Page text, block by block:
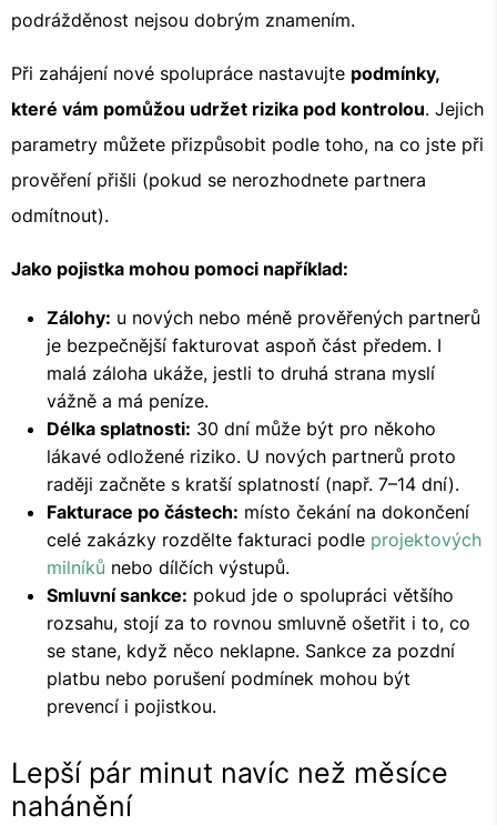
podrážděnost nejsou dobrým znamením.
Při zahájení nové spolupráce nastavujte podmínky,
které vám pomůžou udržet rizika pod kontrolou. Jejich
parametry můžete přizpůsobit podle toho, na co jste při
prověření přišli (pokud se nerozhodnete partnera
odmítnout).
Jako pojistka mohou pomoci například:
Zálohy: u nových nebo méně prověřených partnerů
je bezpečnější fakturovat aspoň část předem. I
malá záloha ukáže, jestli to druhá strana myslí
vážně a má peníze.
Délka splatnosti: 30 dní může být pro někoho
lákavé odložené riziko. U nových partnerů proto
raději začněte s kratší splatností (např. 7–14 dní).
Fakturace po částech: místo čekání na dokončení
celé zakázky rozdělte fakturaci podle projektových
milníků nebo dílčích výstupů.
Smluvní sankce: pokud jde o spolupráci většího
rozsahu, stojí za to rovnou smluvně ošetřit i to, co
se stane, když něco neklapne. Sankce za pozdní
platbu nebo porušení podmínek mohou být
prevencí i pojistkou.
Lepší pár minut navíc než měsíce
nahánění